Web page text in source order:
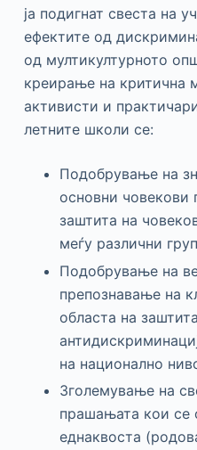
ја подигнат свеста на
ефектите од
од мултикултурното
креирање на критична
активисти и
летните школи се:
Подобрување на
основни човекови
заштита на
меѓу различни
Подобрување на
препознавање на
областа на
на национално
Зголемување на
прашањата кои се
еднаквоста